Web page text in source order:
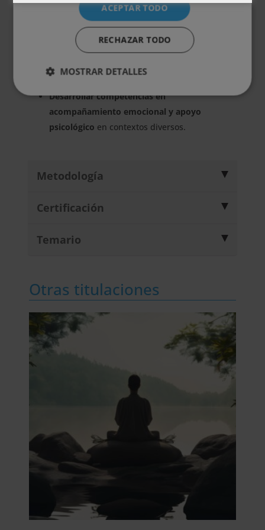
detección tempranaen salud mental.
Identificar factores de riesgo y señales de
ante conductas suicidas.
Conocer protocolos de intervención en
crisis y estrategias de prevención del
Desarrollar competencias en
acompañamiento emocional y apoyo
psicológico en contextos diversos.
Metodología
Certificación
Temario
Otras titulaciones
ACEPTAR TODO
RECHAZAR TODO
MOSTRAR DETALLES